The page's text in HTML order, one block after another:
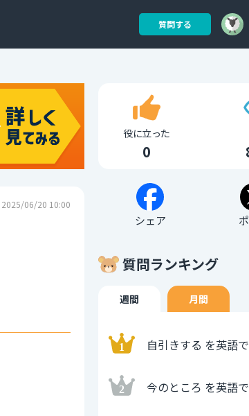
質問する
2025/06/20 10:00
役に立った
0
シェア
質問ランキング
週間 月間
自引きする を英語
今のところ を英語